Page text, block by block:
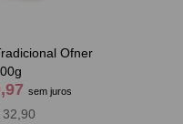
Ofner
sem juros
32,90